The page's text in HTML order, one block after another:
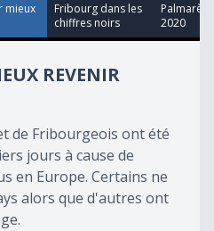
mieux
Fribourg dans les
chiffres noirs
Palmarès
2020
REVENIR
de Fribourgeois ont été
jours à cause de
en Europe. Certains ne
alors que d'autres ont